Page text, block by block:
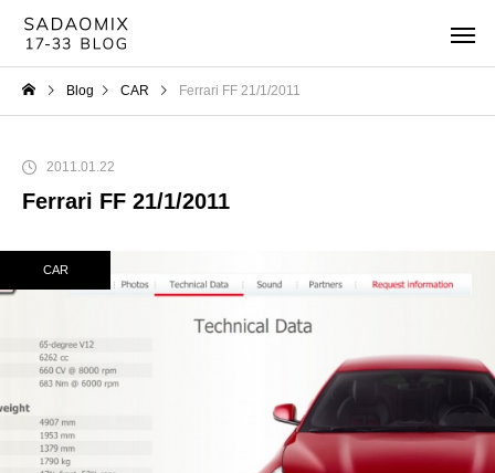
Blog CAR Ferrari FF 21/1/2011
2011.01.22
Ferrari FF 21/1/2011
CAR